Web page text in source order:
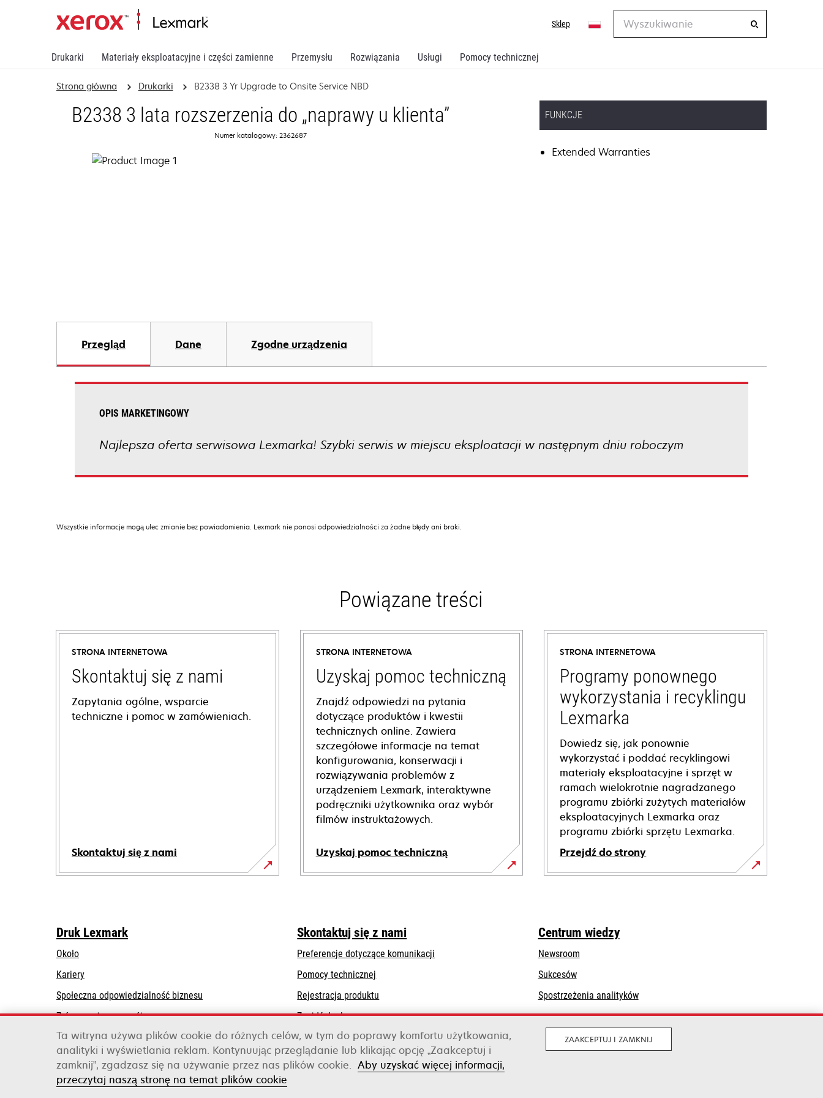
Drukarki Materiały eksploatacyjne i części zamienne Przemysłu Rozwiązania Usługi Pomocy technicznej
Sklep
Wyszukiwanie
Strona główna Drukarki B2338 3 Yr Upgrade to Onsite Service NBD
B2338 3 lata rozszerzenia do „naprawy u klienta”
Numer katalogowy: 2362687
FUNKCJE
Extended Warranties
Przegląd Dane Zgodne urządzenia
OPIS MARKETINGOWY
Najlepsza oferta serwisowa Lexmarka! Szybki serwis w miejscu eksploatacji w następnym dniu roboczym
Wszystkie informacje mogą ulec zmianie bez powiadomienia. Lexmark nie ponosi odpowiedzialności za żadne błędy ani braki.
Powiązane treści
STRONA INTERNETOWA
Skontaktuj się z nami
Zapytania ogólne, wsparcie
techniczne i pomoc w zamówieniach.
Skontaktuj się z nami
STRONA INTERNETOWA
Uzyskaj pomoc techniczną
Znajdź odpowiedzi na pytania
dotyczące produktów i kwestii
technicznych online. Zawiera
szczegółowe informacje na temat
konfigurowania, konserwacji i
rozwiązywania problemów z
urządzeniem Lexmark, interaktywne
podręczniki użytkownika oraz wybór
filmów instruktażowych.
Uzyskaj pomoc techniczną
opens
tab
STRONA INTERNETOWA
Programy ponownego
wykorzystania i recyklingu
Lexmarka
Dowiedz się, jak ponownie
wykorzystać i poddać recyklingowi
materiały eksploatacyjne i sprzęt w
ramach wielokrotnie nagradzanego
programu zbiórki zużytych materiałów
eksploatacyjnych Lexmarka oraz
programu zbiórki sprzętu Lexmarka.
Przejdź do strony
Druk Lexmark
Około
Kariery
Społeczna odpowiedzialność biznesu
new
tab
Zrównoważony rozwój
Lexmark Partners
Skontaktuj się z nami
Preferencje dotyczące komunikacji
Pomocy technicznej
a
new
tab
Rejestracja produktu
Znajdź dealera
Lista hurtowni
Centrum wiedzy
Newsroom
Sukcesów
Spostrzeżenia analityków
Lexmark International, Inc., firma należąca do Xerox
©2026 Wszelkie prawa zastrzeżone.
Ta witryna używa plików cookie do różnych celów, w tym do poprawy komfortu użytkowania,
analityki i wyświetlania reklam. Kontynuując przeglądanie lub klikając opcję „Zaakceptuj i
zamknij”, zgadzasz się na używanie przez nas plików cookie. Aby uzyskać więcej informacji,
przeczytaj naszą stronę na temat plików cookie
ZAAKCEPTUJ I ZAMKNIJ